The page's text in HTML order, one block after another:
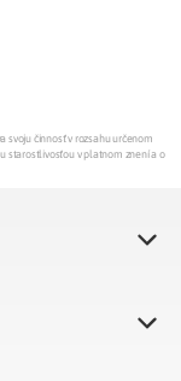
svoju činnosť v rozsahu určenom
starostlivosťou v platnom znení a o